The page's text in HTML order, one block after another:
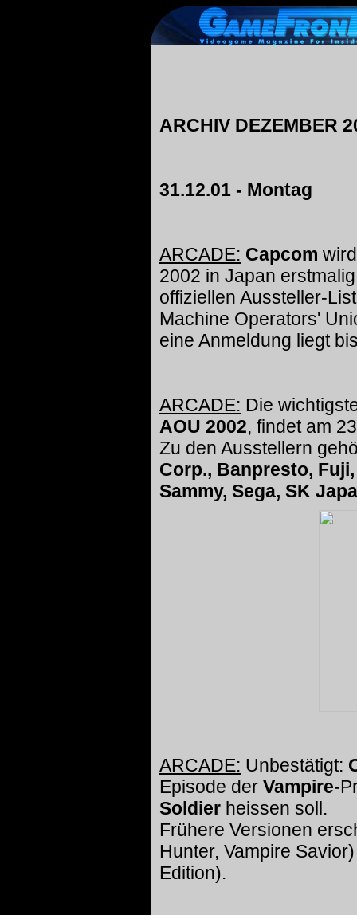
ARCHIV DEZEMBER
31.12.01 - Montag
ARCADE: Capcom
2002 in Japan
offiziellen Aussteller-
Machine Operators'
eine Anmeldung liegt
ARCADE: Die
AOU 2002, findet am
Zu den Ausstellern
Corp., Banpresto,
Sammy, Sega, SK
ARCADE: Unbestätigt:
Episode der Vampire-
Soldier heissen soll.
Frühere Versionen
Hunter, Vampire
Edition).